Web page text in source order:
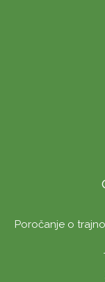
Poročanje o